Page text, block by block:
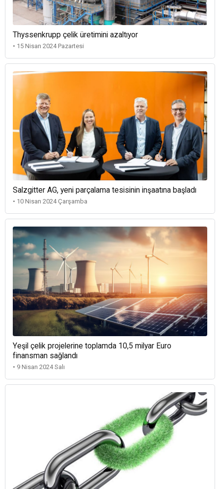
Thyssenkrupp çelik üretimini azaltıyor
• 15 Nisan 2024 Pazartesi
Salzgitter AG, yeni parçalama tesisinin inşaatına başladı
• 10 Nisan 2024 Çarşamba
Yeşil çelik projelerine toplamda 10,5 milyar Euro
finansman sağlandı
• 9 Nisan 2024 Salı